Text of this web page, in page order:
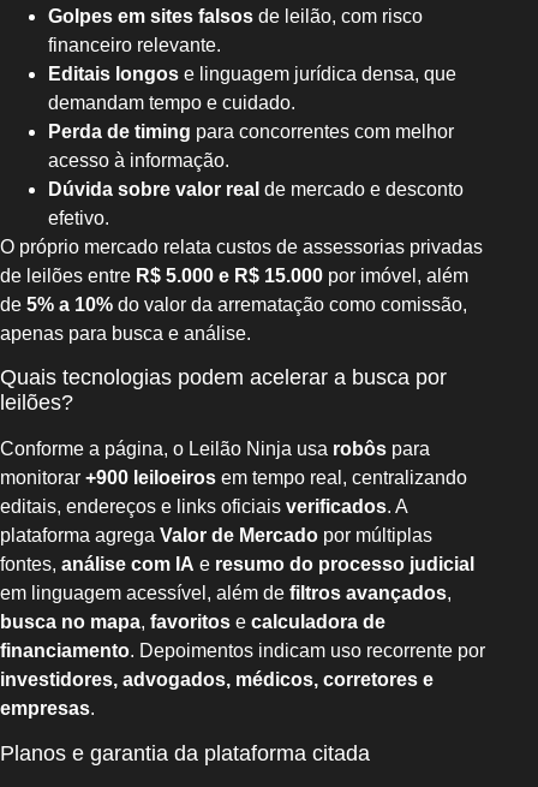
Golpes em sites falsos de leilão, com risco
financeiro relevante.
Editais longos e linguagem jurídica densa, que
demandam tempo e cuidado.
Perda de timing para concorrentes com melhor
acesso à informação.
Dúvida sobre valor real de mercado e desconto
efetivo.
O próprio mercado relata custos de assessorias privadas
de leilões entre R$ 5.000 e R$ 15.000 por imóvel, além
de 5% a 10% do valor da arrematação como comissão,
apenas para busca e análise.
Quais tecnologias podem acelerar a busca por
leilões?
Conforme a página, o Leilão Ninja usa robôs para
monitorar +900 leiloeiros em tempo real, centralizando
editais, endereços e links oficiais verificados. A
plataforma agrega Valor de Mercado por múltiplas
fontes, análise com IA e resumo do processo judicial
em linguagem acessível, além de filtros avançados,
busca no mapa, favoritos e calculadora de
financiamento. Depoimentos indicam uso recorrente por
investidores, advogados, médicos, corretores e
empresas.
Planos e garantia da plataforma citada